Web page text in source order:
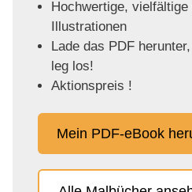
Hochwertige,
Illustrationen
Lade das PDF
leg los!
Aktionspreis !
Mein PDF-eBook